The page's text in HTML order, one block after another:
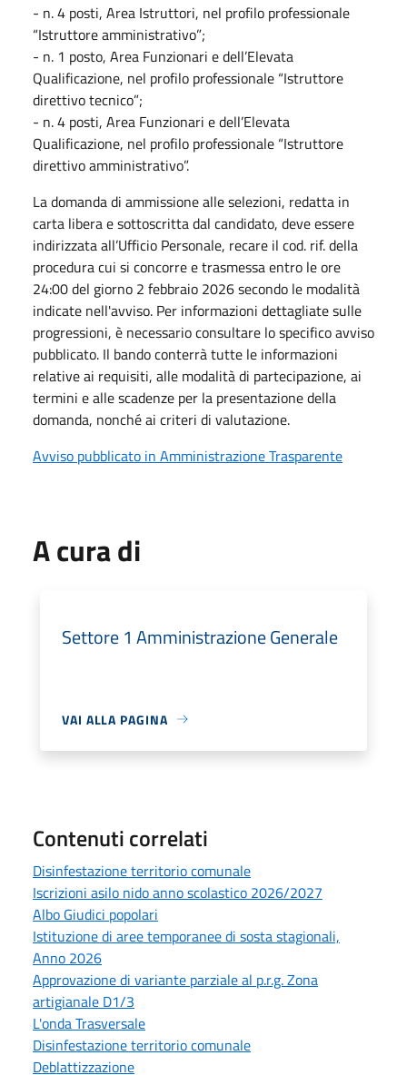
- n. 4 posti, Area Istruttori, nel profilo professionale
“Istruttore amministrativo”;
- n. 1 posto, Area Funzionari e dell’Elevata
Qualificazione, nel profilo professionale “Istruttore
direttivo tecnico”;
- n. 4 posti, Area Funzionari e dell’Elevata
Qualificazione, nel profilo professionale “Istruttore
direttivo amministrativo”.
La domanda di ammissione alle selezioni, redatta in
carta libera e sottoscritta dal candidato, deve essere
indirizzata all’Ufficio Personale, recare il cod. rif. della
procedura cui si concorre e trasmessa entro le ore
24:00 del giorno 2 febbraio 2026 secondo le modalità
indicate nell'avviso. Per informazioni dettagliate sulle
progressioni, è necessario consultare lo specifico avviso
pubblicato. Il bando conterrà tutte le informazioni
relative ai requisiti, alle modalità di partecipazione, ai
termini e alle scadenze per la presentazione della
domanda, nonché ai criteri di valutazione.
Avviso pubblicato in Amministrazione Trasparente
A cura di
Settore 1 Amministrazione Generale
VAI ALLA PAGINA
Contenuti correlati
Disinfestazione territorio comunale
Iscrizioni asilo nido anno scolastico 2026/2027
Albo Giudici popolari
Istituzione di aree temporanee di sosta stagionali,
Anno 2026
Approvazione di variante parziale al p.r.g. Zona
artigianale D1/3
L'onda Trasversale
Disinfestazione territorio comunale
Deblattizzazione